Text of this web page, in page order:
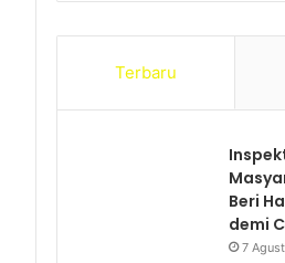
n
y
a
Terbaru
Beri
demi
7